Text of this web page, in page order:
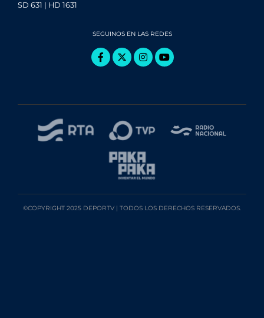
SD 631 | HD 1631
SEGUINOS EN LAS REDES
©COPYRIGHT 2025 DEPORTV | TODOS LOS DERECHOS RESERVADOS.